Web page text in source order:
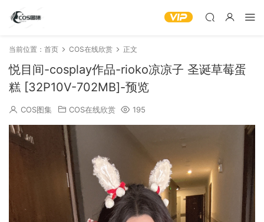
当前位置： 首页 COS在线欣赏 正文
悦目间-cosplay作品-rioko凉凉子 圣诞草莓蛋
糕 [32P10V-702MB]-预览
COS图集 COS在线欣赏 195